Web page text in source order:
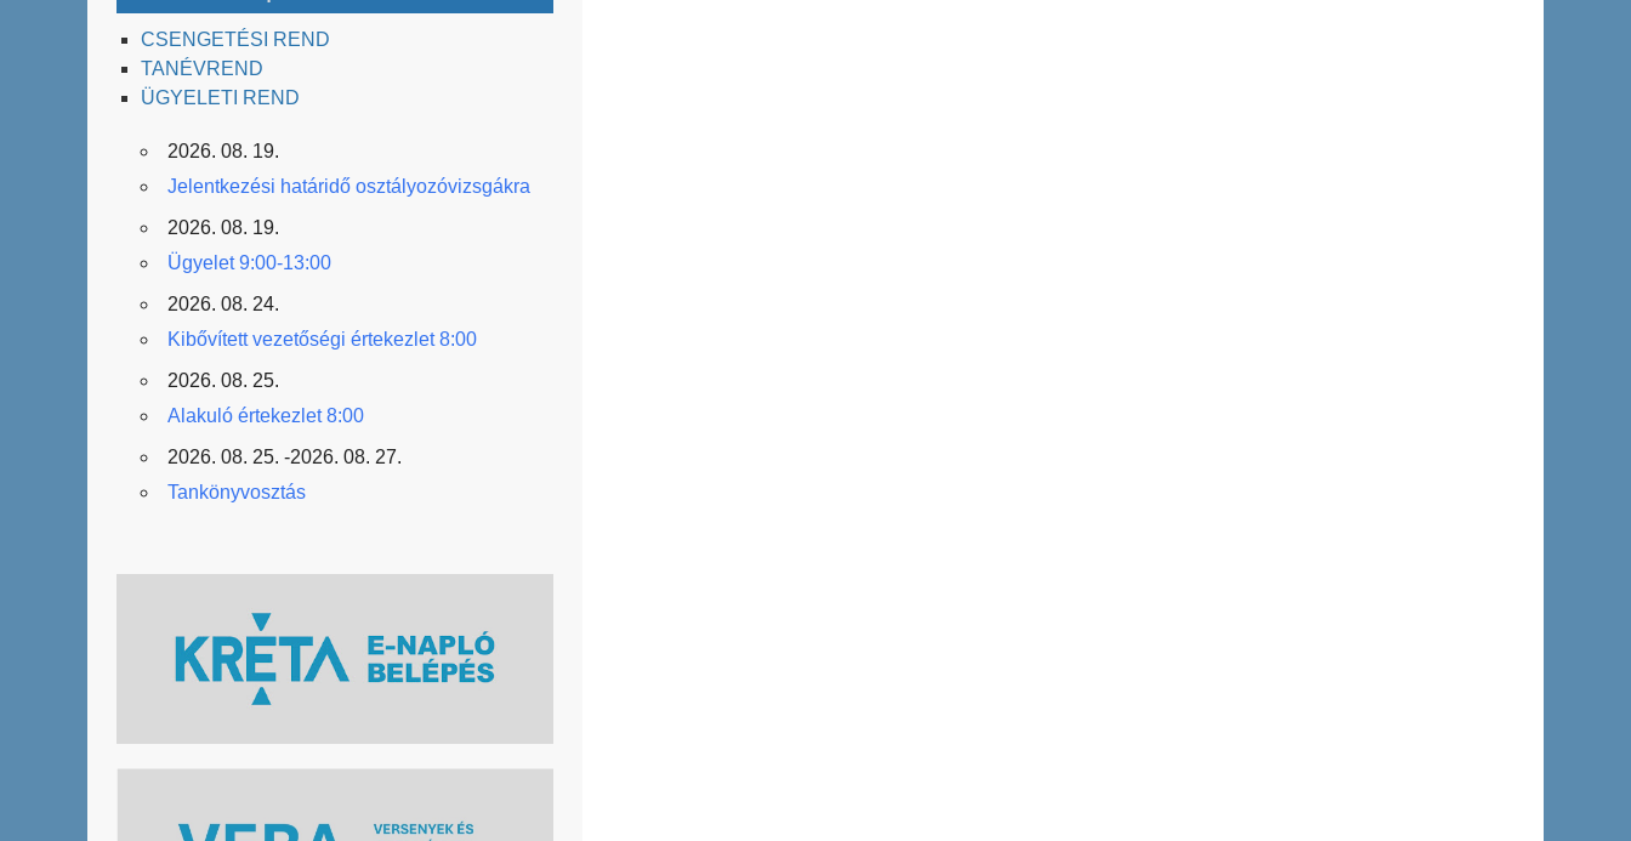
CSENGETÉSI REND
TANÉVREND
ÜGYELETI REND
2026. 08. 19.
Jelentkezési határidő osztályozóvizsgákra
2026. 08. 19.
Ügyelet 9:00-13:00
2026. 08. 24.
Kibővített vezetőségi értekezlet 8:00
2026. 08. 25.
Alakuló értekezlet 8:00
2026. 08. 25. -2026. 08. 27.
Tankönyvosztás